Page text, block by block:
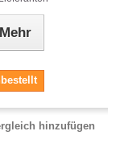
Mehr
hinzufügen